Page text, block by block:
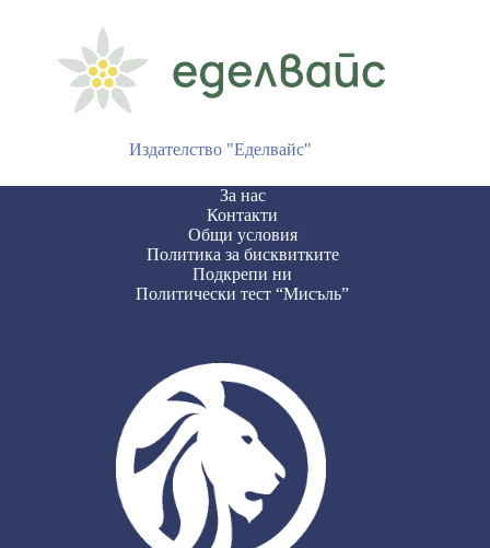
Издателство "Еделвайс"
За нас
Контакти
Общи условия
Политика за бисквитките
Подкрепи ни
Политически тест “Мисъль”